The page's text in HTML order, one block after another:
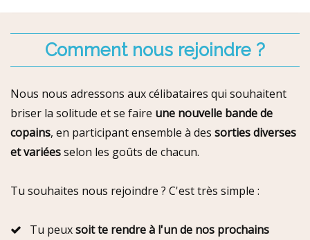
Comment nous rejoindre ?
Nous nous adressons aux célibataires qui souhaitent
briser la solitude et se faire une nouvelle bande de
copains, en participant ensemble à des sorties diverses
et variéesselon les goûts de chacun.
Tu souhaites nous rejoindre ? C'est très simple :
Tu peuxsoit te rendre à l'un de nos prochains